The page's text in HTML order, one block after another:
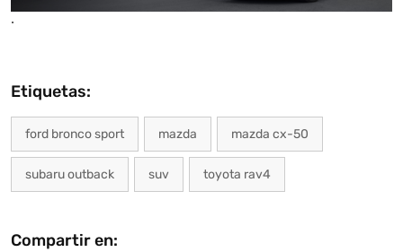
.
Etiquetas:
ford bronco sport mazda mazda cx-50
subaru outback suv toyota rav4
Compartir en: